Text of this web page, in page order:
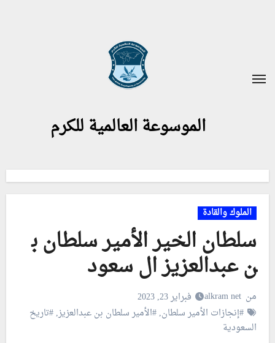
الموسوعة العالمية للكرم
الملوك والقادة
سلطان الخير الأمير سلطان ب
ن عبدالعزيز ال سعود
من alkram net
فبراير 23, 2023
#إنجازات الأمير سلطان,#الأمير سلطان بن عبدالعزيز,#تاريخ
السعودية